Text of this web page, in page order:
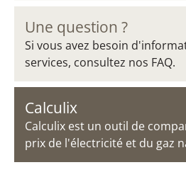
Une question ?
Si vous avez besoin
services, consultez nos FAQ.
Calculix
Calculix est un outil de
prix de l'électricité et du gaz